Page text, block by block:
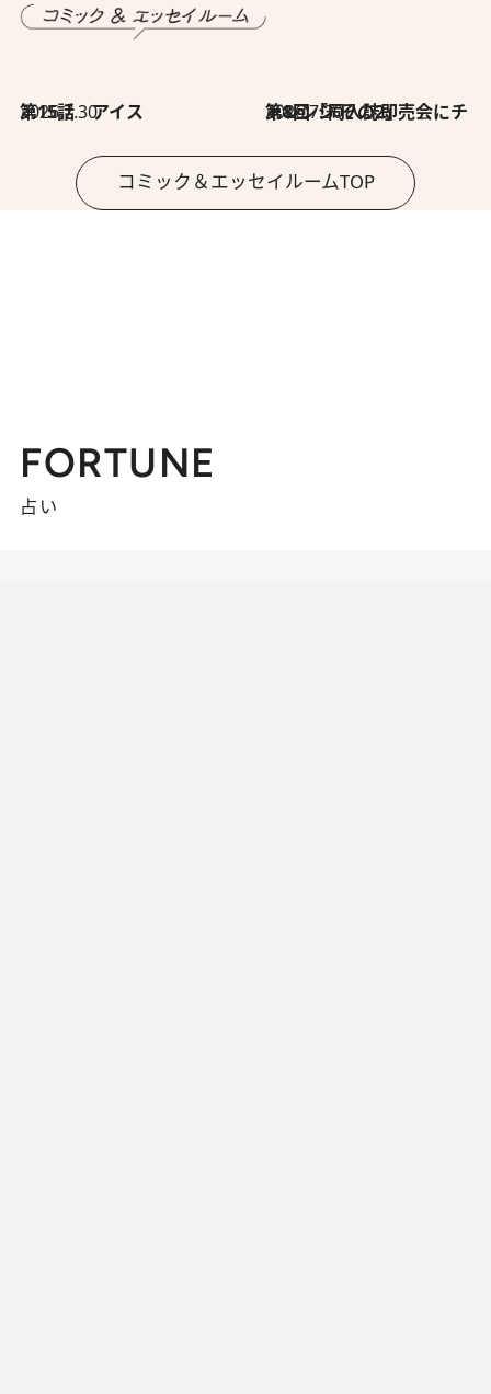
2026.7.30
第15話 アイス 2026.7.30
第8回「同人誌即売会にチャレンジ その2」
コミック＆エッセイルームTOP
FORTUNE
占い